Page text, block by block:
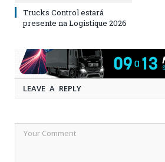
Trucks Control estará
presente na Logistique 2026
LEAVE A REPLY